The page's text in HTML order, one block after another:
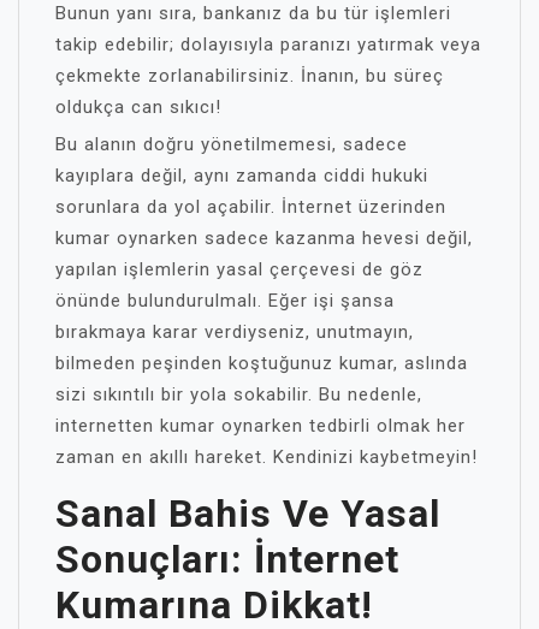
Bunun yanı sıra, bankanız da bu tür işlemleri
takip edebilir; dolayısıyla paranızı yatırmak veya
çekmekte zorlanabilirsiniz. İnanın, bu süreç
oldukça can sıkıcı!
Bu alanın doğru yönetilmemesi, sadece
kayıplara değil, aynı zamanda ciddi hukuki
sorunlara da yol açabilir. İnternet üzerinden
kumar oynarken sadece kazanma hevesi değil,
yapılan işlemlerin yasal çerçevesi de göz
önünde bulundurulmalı. Eğer işi şansa
bırakmaya karar verdiyseniz, unutmayın,
bilmeden peşinden koştuğunuz kumar, aslında
sizi sıkıntılı bir yola sokabilir. Bu nedenle,
internetten kumar oynarken tedbirli olmak her
zaman en akıllı hareket. Kendinizi kaybetmeyin!
Sanal Bahis Ve Yasal
Sonuçları: İnternet
Kumarına Dikkat!